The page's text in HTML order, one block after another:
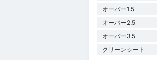
オーバー1.5
オーバー2.5
オーバー3.5
クリーンシート